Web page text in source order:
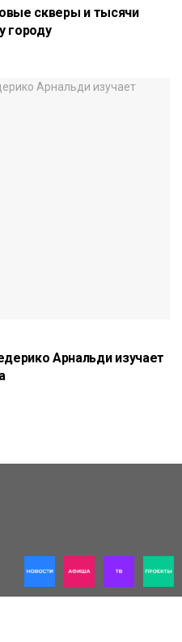
скверы и тысячи
городу
Арнальди изучает